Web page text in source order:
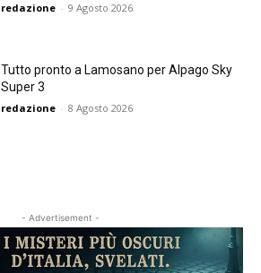
redazione - 9 Agosto 2026
Tutto pronto a Lamosano per Alpago Sky
Super 3
redazione - 8 Agosto 2026
- Advertisement -